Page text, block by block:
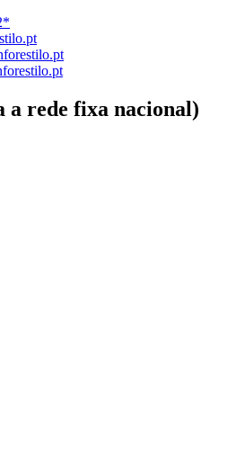
a rede fixa nacional)